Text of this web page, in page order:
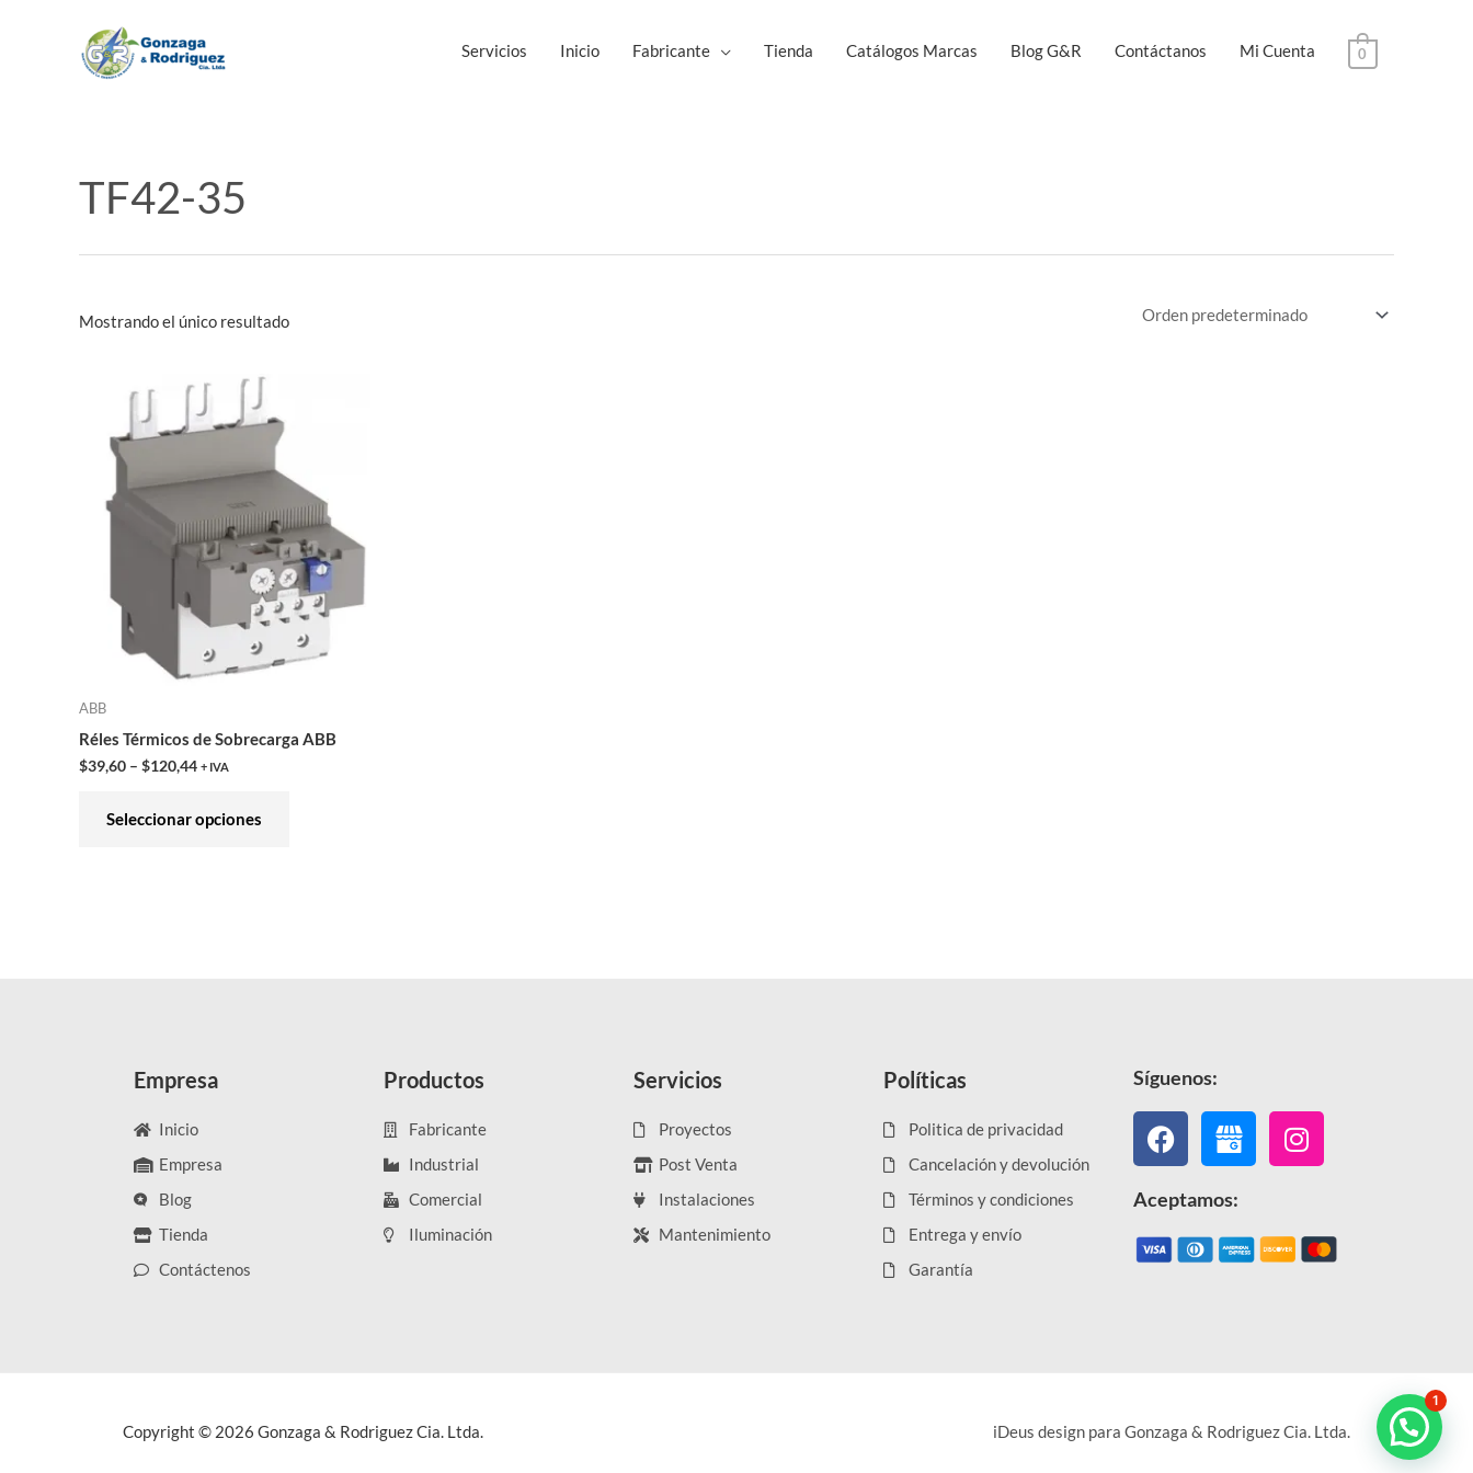
Servicios Inicio Fabricante Tienda Catálogos Marcas Blog G&R Contáctanos Mi Cuenta 0
TF42-35
Mostrando el único resultado
ABB
Réles Térmicos de Sobrecarga ABB
$39,60 – $120,44 + IVA
Seleccionar opciones
múltiples
variantes.
Las
opciones
se
pueden
elegir
página
Empresa
Inicio
Empresa
Blog
Tienda
Contáctenos
Productos
Fabricante
Industrial
Comercial
Iluminación
Servicios
Proyectos
Post Venta
Instalaciones
Mantenimiento
Políticas
Politica de privacidad
Cancelación y devolución
Términos y condiciones
Entrega y envío
Garantía
Síguenos:
Facebook Instagram
Aceptamos:
Copyright © 2026 Gonzaga & Rodriguez Cia. Ltda. iDeus design para Gonzaga & Rodriguez Cia. Ltda.
1